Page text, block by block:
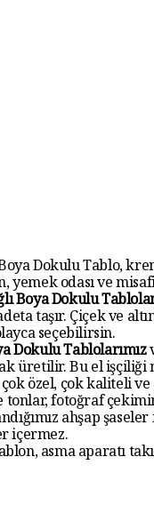
Boya Dokulu Tablo,
yemek odası ve
Boya Dokulu
taşır. Çiçek ve
seçebilirsin.
Dokulu Tablolarımız
üretilir. Bu el
özel, çok kaliteli
fotoğraf
ahşap
içermez.
asma aparatı